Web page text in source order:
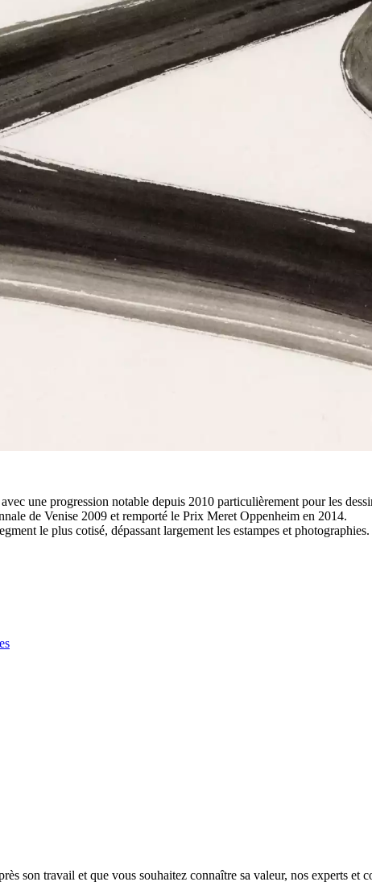
avec une progression notable depuis 2010 particulièrement pour les
de Venise 2009 et remporté le Prix Meret Oppenheim en 2014.
le plus cotisé, dépassant largement les estampes et photographies.
son travail et que vous souhaitez connaître sa valeur, nos experts et